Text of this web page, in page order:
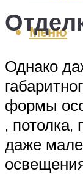
Меню
Однако
формы
, потолка,
даже